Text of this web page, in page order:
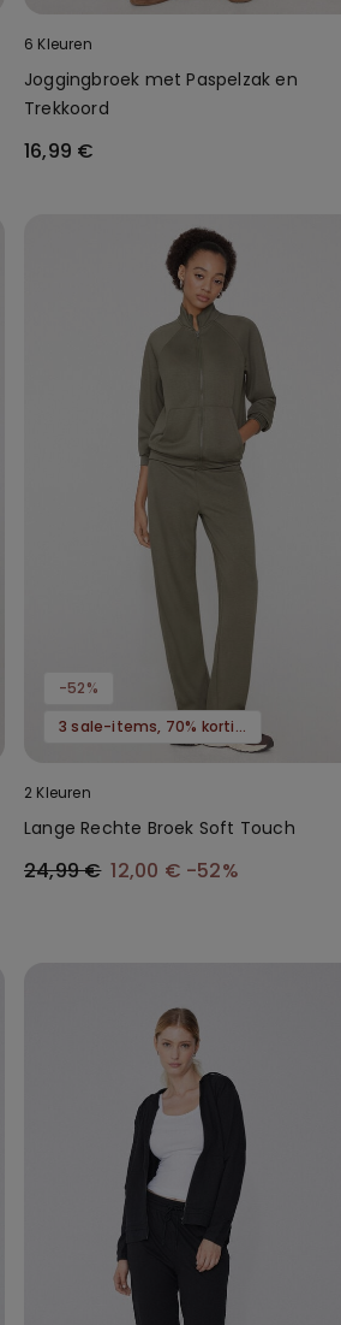
6 Kleuren
Joggingbroek met Paspelzak en
Trekkoord
16,99 €
-52%
3 sale-items, 70% korting
2 Kleuren
Lange Rechte Broek Soft Touch
24,99 € 12,00 € -52%